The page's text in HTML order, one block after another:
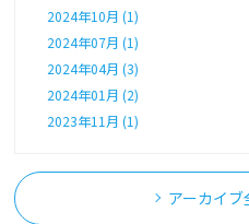
2024年10月 (1)
2024年07月 (1)
2024年04月 (3)
2024年01月 (2)
2023年11月 (1)
アーカイ